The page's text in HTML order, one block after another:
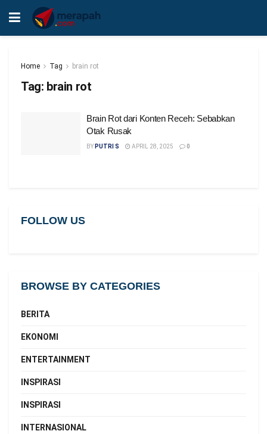
Home Tag brain rot
Tag: brain rot
Brain Rot dari Konten Receh: Sebabkan
Otak Rusak
BY PUTRI S APRIL 28, 2025 0
FOLLOW US
BROWSE BY CATEGORIES
BERITA
EKONOMI
ENTERTAINMENT
INSPIRASI
INSPIRASI
INTERNASIONAL